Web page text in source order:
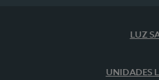
LUZ
UNIDADES